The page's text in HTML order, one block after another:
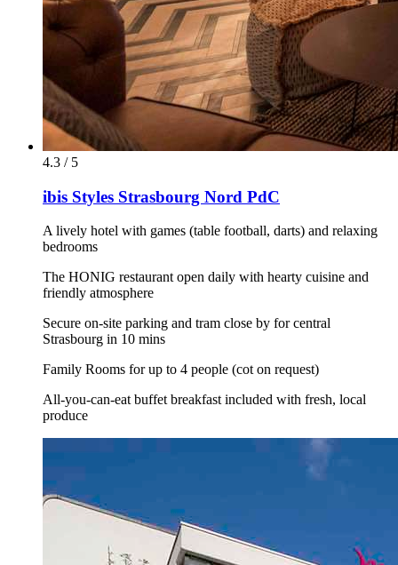
4.3 / 5
ibis Styles Strasbourg Nord PdC
A lively hotel with games (table football, darts) and relaxing
bedrooms
The HONIG restaurant open daily with hearty cuisine and
friendly atmosphere
Secure on-site parking and tram close by for central
Strasbourg in 10 mins
Family Rooms for up to 4 people (cot on request)
All-you-can-eat buffet breakfast included with fresh, local
produce